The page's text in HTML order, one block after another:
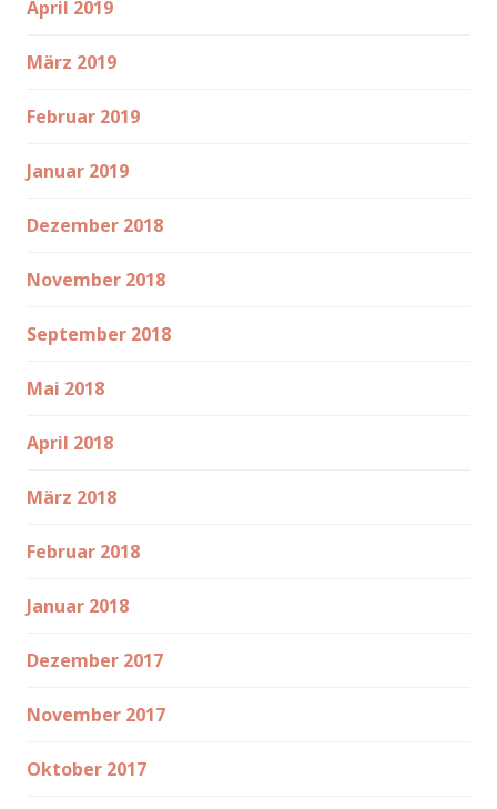
April 2019
März 2019
Februar 2019
Januar 2019
Dezember 2018
November 2018
September 2018
Mai 2018
April 2018
März 2018
Februar 2018
Januar 2018
Dezember 2017
November 2017
Oktober 2017